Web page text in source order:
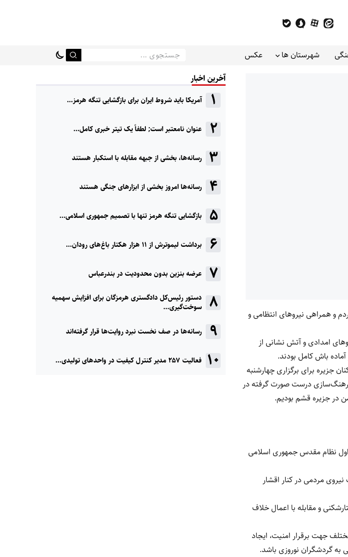
شهرستان ها عکس
و همراهی نیروهای انتظامی و
امدادی و آتش نشانی از
باش کامل بودند.
جزیره برای برگزاری چهارشنبه
درست صورت گرفته در
در جزیره قشم بودیم.
نظام مقدس جمهوری اسلامی
مردمی در کنار اقشار
و مقابله با اعمال خلاف
جهت برقرار امنیت، ایجاد
گردشگران نوروزی باشد.
آخرین اخبار
آمریکا باید شروط ایران برای بازگشایی تنگه هرمز...
عنوان نامعتبر است; لطفاً یک تیتر خبری کامل...
رسانه‌ها، بخشی از جبهه مقابله با استکبار هستند
رسانه‌ها امروز بخشی از ابزارهای جنگی هستند
بازگشایی تنگه هرمز تنها با تصمیم جمهوری اسلامی...
برداشت لیموترش از ۱۱ هزار هکتار باغ‌های رودان...
عرضه بنزین بدون محدودیت در بندرعباس
دستور رئیس‌کل دادگستری هرمزگان برای افزایش سهمیه
سوخت‌گیری...
رسانه‌ها در صف نخست نبرد روایت‌ها قرار گرفته‌اند
فعالیت ۲۵۷ مدیر کنترل کیفیت در واحدهای تولیدی...